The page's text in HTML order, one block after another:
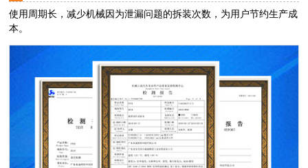
使用周期长，减少机械因为泄漏问题的拆装次数，为用户节约生产成
本。